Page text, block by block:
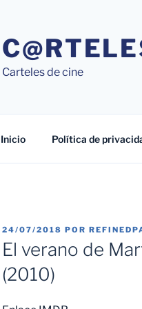
Carteles de cine
Inicio Política de
PUBLICADO
EL
24/07/2018 POR
El verano de
(2010)